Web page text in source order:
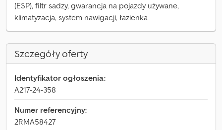
(ESP), filtr sadzy, gwarancja na pojazdy używane,
klimatyzacja, system nawigacji, łazienka
Szczegóły oferty
Identyfikator ogłoszenia:
A217-24-358
Numer referencyjny:
2RMA58427